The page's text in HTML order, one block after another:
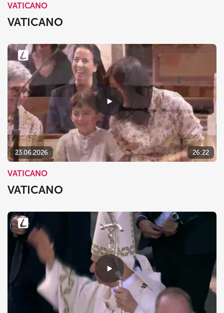
VATICANO
VATICANO
23.06.2026 26:22
VATICANO
VATICANO